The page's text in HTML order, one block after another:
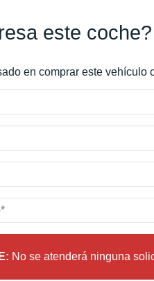
este coche?
en comprar este vehículo
No se atenderá ninguna